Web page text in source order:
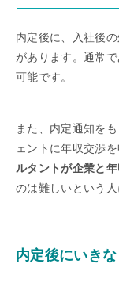
内定後に、入社後
があります。通常
可能です。
また、内定通知を
ェントに年収交渉
ルタントが企業と
のは難しいという人
内定後にいき